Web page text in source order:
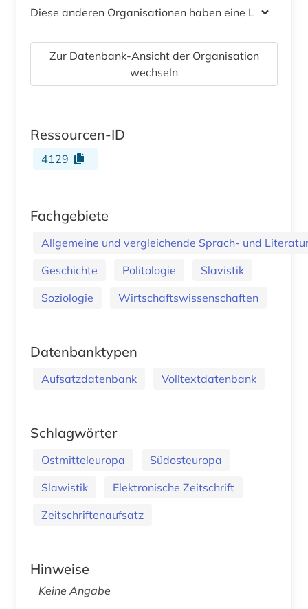
Diese anderen Organisationen haben eine Lizenz
Zur Datenbank-Ansicht der Organisation
wechseln
Ressourcen-ID
4129
Fachgebiete
Allgemeine und vergleichende Sprach- und
Geschichte
Politologie
Slavistik
Soziologie
Wirtschaftswissenschaften
Datenbanktypen
Aufsatzdatenbank Volltextdatenbank
Schlagwörter
Ostmitteleuropa
Südosteuropa
Slawistik
Elektronische Zeitschrift
Zeitschriftenaufsatz
Hinweise
Keine Angabe